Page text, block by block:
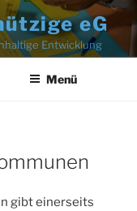
eG
Entwicklung
Menü
gibt einerseits